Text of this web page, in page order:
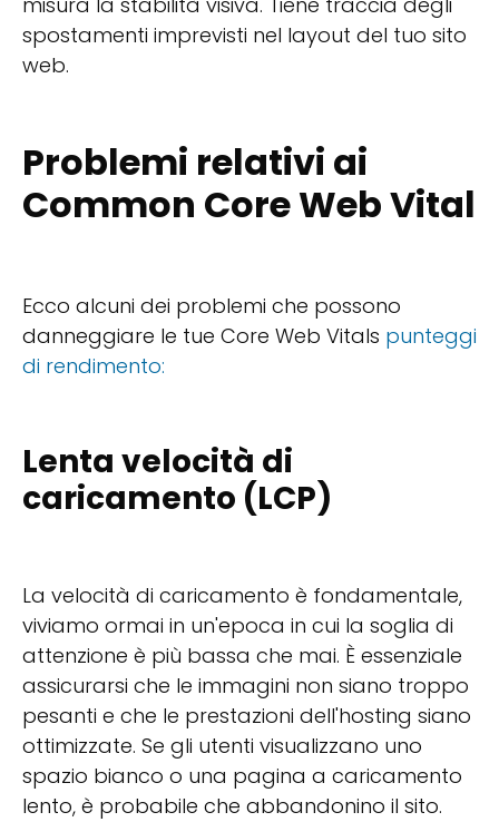
spostamenti imprevisti nel layout del tuo sito
web.
Problemi relativi ai
Common Core Web Vital
Ecco alcuni dei problemi che possono
danneggiare le tue Core Web Vitals punteggi
di rendimento:
Lenta velocità di
caricamento (LCP)
La velocità di caricamento è fondamentale,
viviamo ormai in un'epoca in cui la soglia di
attenzione è più bassa che mai. È essenziale
assicurarsi che le immagini non siano troppo
pesanti e che le prestazioni dell'hosting siano
ottimizzate. Se gli utenti visualizzano uno
spazio bianco o una pagina a caricamento
lento, è probabile che abbandonino il sito.